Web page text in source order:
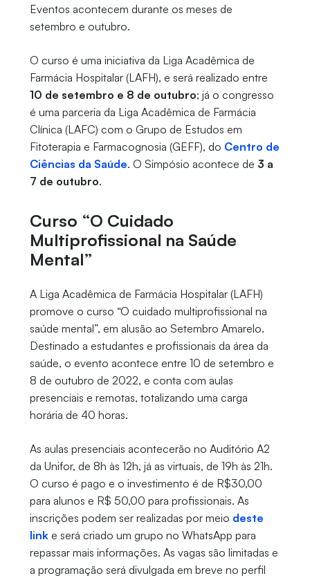
Eventos acontecem durante os meses de
setembro e outubro.
O curso é uma iniciativa da Liga Acadêmica de
Farmácia Hospitalar (LAFH), e será realizado entre
10 de setembro e 8 de outubro; já o congresso
é uma parceria da Liga Acadêmica de Farmácia
Clínica (LAFC) com o Grupo de Estudos em
Fitoterapia e Farmacognosia (GEFF), do Centro de
Ciências da Saúde. O Simpósio acontece de 3 a
7 de outubro.
Curso “O Cuidado
Multiprofissional na Saúde
Mental”
A Liga Acadêmica de Farmácia Hospitalar (LAFH)
promove o curso “O cuidado multiprofissional na
saúde mental”, em alusão ao Setembro Amarelo.
Destinado a estudantes e profissionais da área da
saúde, o evento acontece entre 10 de setembro e
8 de outubro de 2022, e conta com aulas
presenciais e remotas, totalizando uma carga
horária de 40 horas.
As aulas presenciais acontecerão no Auditório A2
da Unifor, de 8h às 12h, já as virtuais, de 19h às 21h.
O curso é pago e o investimento é de R$30,00
para alunos e R$ 50,00 para profissionais. As
inscrições podem ser realizadas por meio deste
linke será criado um grupo no WhatsApp para
repassar mais informações. As vagas são limitadas e
a programação será divulgada em breve no perfil